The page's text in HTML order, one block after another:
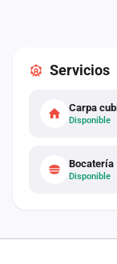
Servicios
Carpa
Disponible
Bocatería
Disponible